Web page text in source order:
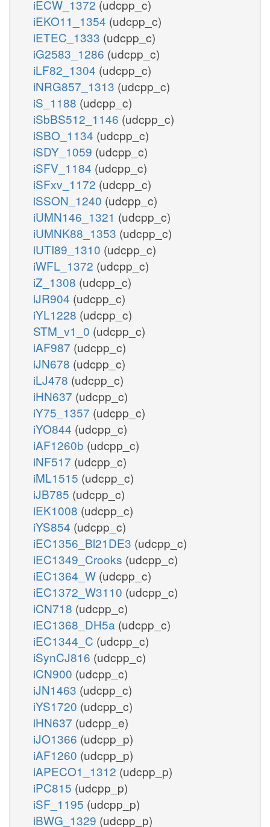
iECW_1372 (udcpp_c)
iEKO11_1354 (udcpp_c)
iETEC_1333 (udcpp_c)
iG2583_1286 (udcpp_c)
iLF82_1304 (udcpp_c)
iNRG857_1313 (udcpp_c)
iS_1188 (udcpp_c)
iSbBS512_1146 (udcpp_c)
iSBO_1134 (udcpp_c)
iSDY_1059 (udcpp_c)
iSFV_1184 (udcpp_c)
iSFxv_1172 (udcpp_c)
iSSON_1240 (udcpp_c)
iUMN146_1321 (udcpp_c)
iUMNK88_1353 (udcpp_c)
iUTI89_1310 (udcpp_c)
iWFL_1372 (udcpp_c)
iZ_1308 (udcpp_c)
iJR904 (udcpp_c)
iYL1228 (udcpp_c)
STM_v1_0 (udcpp_c)
iAF987 (udcpp_c)
iJN678 (udcpp_c)
iLJ478 (udcpp_c)
iHN637 (udcpp_c)
iY75_1357 (udcpp_c)
iYO844 (udcpp_c)
iAF1260b (udcpp_c)
iNF517 (udcpp_c)
iML1515 (udcpp_c)
iJB785 (udcpp_c)
iEK1008 (udcpp_c)
iYS854 (udcpp_c)
iEC1356_Bl21DE3 (udcpp_c)
iEC1349_Crooks (udcpp_c)
iEC1364_W (udcpp_c)
iEC1372_W3110 (udcpp_c)
iCN718 (udcpp_c)
iEC1368_DH5a (udcpp_c)
iEC1344_C (udcpp_c)
iSynCJ816 (udcpp_c)
iCN900 (udcpp_c)
iJN1463 (udcpp_c)
iYS1720 (udcpp_c)
iHN637 (udcpp_e)
iJO1366 (udcpp_p)
iAF1260 (udcpp_p)
iAPECO1_1312 (udcpp_p)
iPC815 (udcpp_p)
iSF_1195 (udcpp_p)
iBWG_1329 (udcpp_p)